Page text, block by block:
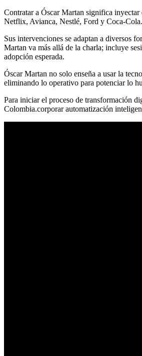
Contratar a Óscar Martan significa inyectar
Netflix, Avianca, Nestlé, Ford y Coca-
Sus intervenciones se adaptan a diversos
Martan va más allá de la charla; incluye
adopción esperada.
Óscar Martan no solo enseña a usar la
eliminando lo operativo para potenciar lo
Para iniciar el proceso de transformación
Colombia.corporar automatización